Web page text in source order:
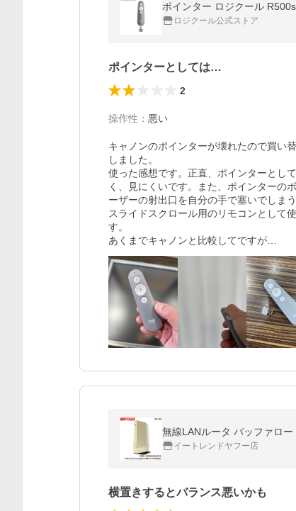
ポインター ロジクール
ロジクール公式ストア
ポインターとしては…
2
操作性 ： 悪い
キャノンのポインターが壊れたので買い
しました。
使った感想です。正直、ポインターとし
く、見にくいです。また、ポインターの
ーザーの射出口を自分の手で塞いでしまう
スライドスクロール用のリモコンとして
す。
あくまでキャノンと比較してですが…
無線LANルータ バッファロ
イートレンドヤフー店
横置きするとバランス悪いかも